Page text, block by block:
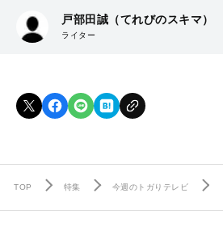
戸部田誠（てれびのスキマ）
ライター
TOP 特集 今週のトガりテレビ